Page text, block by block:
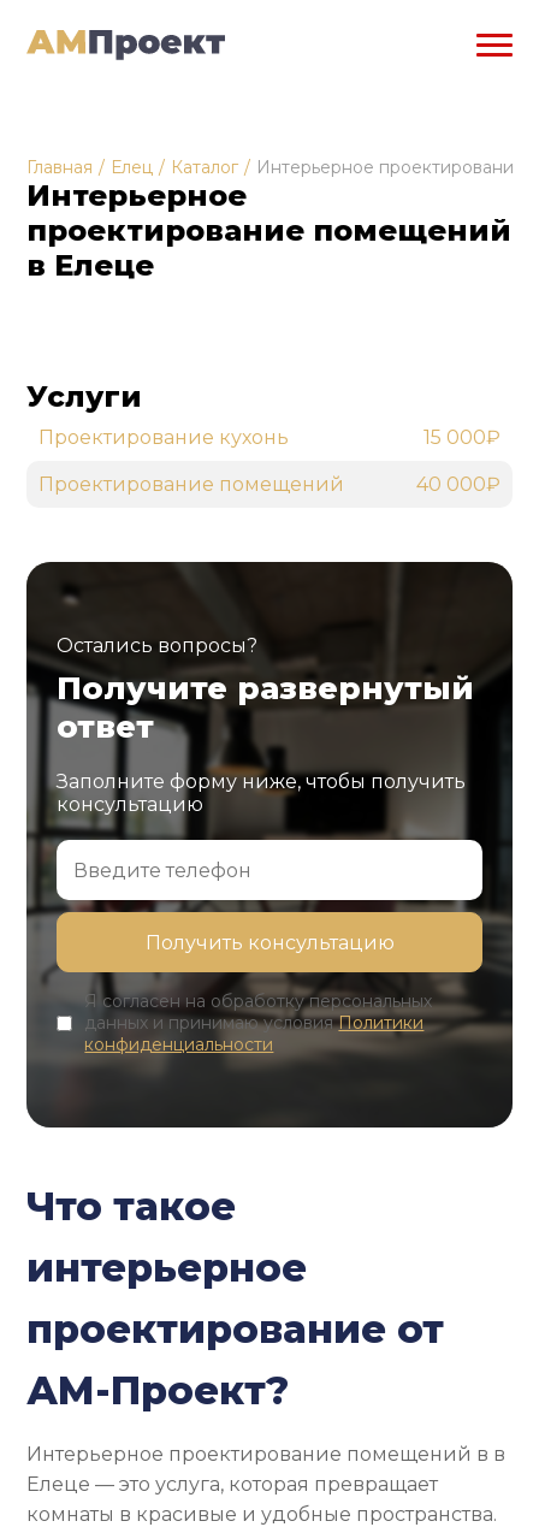
Главная / Елец / Каталог / Интерьерное проектирование
Интерьерное
проектирование помещений
в Елеце
Услуги
Проектирование кухонь 15 000₽
Проектирование помещений 40 000₽
Остались вопросы?
Получите развернутый
ответ
Заполните форму ниже, чтобы получить
консультацию
Я согласен на обработку персональных
данных и принимаю условияПолитики
конфиденциальности
Что такое
интерьерное
проектирование от
АМ-Проект?
Интерьерное проектирование помещений в в
Елеце — это услуга, которая превращает
комнаты в красивые и удобные пространства.